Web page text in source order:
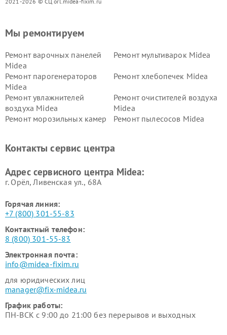
Мы ремонтируем
Ремонт варочных панелей
Midea
Ремонт мультиварок Midea
Ремонт парогенераторов
Midea
Ремонт хлебопечек Midea
Ремонт увлажнителей
воздуха Midea
Ремонт очистителей воздуха
Midea
Ремонт морозильных камер
Ремонт пылесосов Midea
пылесосов Midea
Midea
Контакты сервис центра
Адрес сервисного центра Midea:
г. Орёл, Ливенская ул., 68А
Горячая линия:
+7 (800) 301-55-83
Контактный телефон:
8 (800) 301-55-83
Электронная почта:
info@midea-fixim.ru
для юридических лиц
manager@fix-midea.ru
График работы:
ПН-ВСК с 9:00 до 21:00 без перерывов и выходных